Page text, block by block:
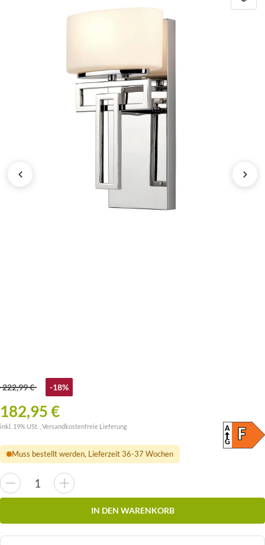
222,99 € -18%
182,95 €
A
G
F
inkl. 19% USt. , Versandkostenfreie Lieferung
Muss bestellt werden, Lieferzeit 36-37 Wochen
IN DEN WARENKORB